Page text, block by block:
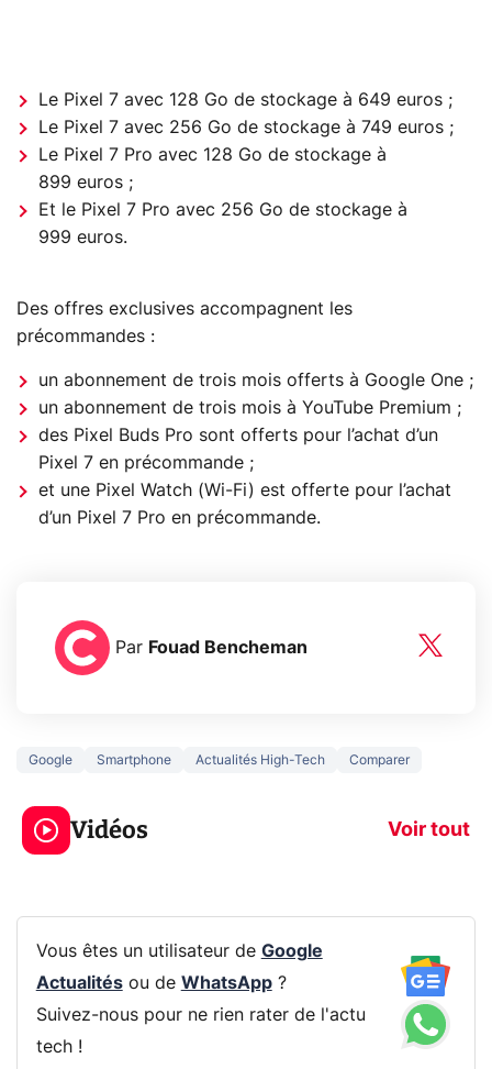
Le Pixel 7 avec 128 Go de stockage à 649 euros ;
Le Pixel 7 avec 256 Go de stockage à 749 euros ;
Le Pixel 7 Pro avec 128 Go de stockage à
899 euros ;
Et le Pixel 7 Pro avec 256 Go de stockage à
999 euros.
Des offres exclusives accompagnent les
précommandes :
un abonnement de trois mois offerts à Google One ;
un abonnement de trois mois à YouTube Premium ;
des Pixel Buds Pro sont offerts pour l’achat d’un
Pixel 7 en précommande ;
et une Pixel Watch (Wi-Fi) est offerte pour l’achat
d’un Pixel 7 Pro en précommande.
Par Fouad Bencheman
Google Smartphone Actualités High-Tech Comparer
Vidéos Voir tout
5 générations de
jeux dans la
prochaine Xbox !
Ce que vous
navigation
Vous êtes un utilisateur de Google
Actualitésou de WhatsApp?
Suivez-nous pour ne rien rater de l'actu
tech !